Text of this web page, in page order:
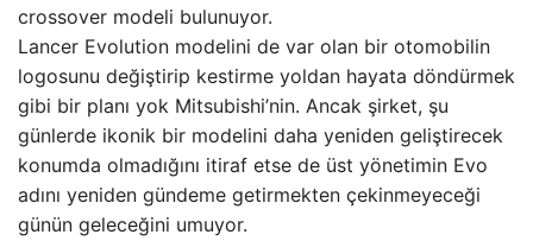
crossover modeli bulunuyor.
Lancer Evolution modelini de var olan bir otomobilin
logosunu değiştirip kestirme yoldan hayata döndürmek
gibi bir planı yok Mitsubishi’nin. Ancak şirket, şu
günlerde ikonik bir modelini daha yeniden geliştirecek
konumda olmadığını itiraf etse de üst yönetimin Evo
adını yeniden gündeme getirmekten çekinmeyeceği
günün geleceğini umuyor.